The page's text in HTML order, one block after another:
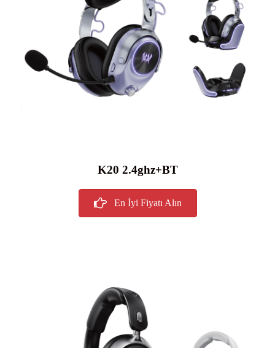
K20 2.4ghz+BT
En İyi Fiyatı Alın